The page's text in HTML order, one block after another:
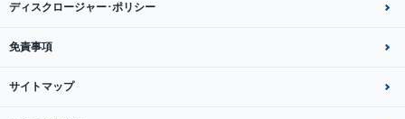
ディスクロージャー･ポリシー
免責事項
サイトマップ